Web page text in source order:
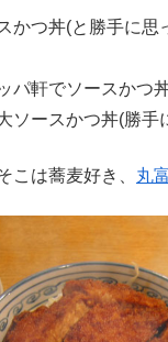
かつ丼(と勝手に思
パ軒でソースかつ
ソースかつ丼(勝手
こは蕎麦好き、 丸富